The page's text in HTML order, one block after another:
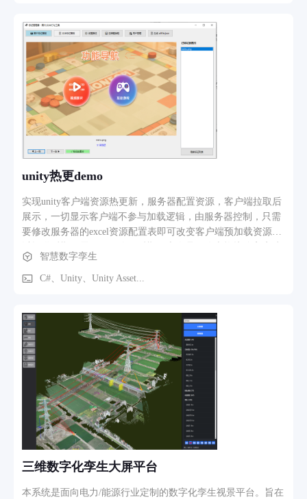
作界面完成清箱维护、异常告警处理与补货巡检等日常管理，
形成完整的智能回收运营闭环。
unity热更demo
实现unity客户端资源热更新，服务器配置资源，客户端拉取后
展示，一切显示客户端不参与加载逻辑，由服务器控制，只需
要修改服务器的excel资源配置表即可改变客户端预加载资源，
任意资源热更，实现可控性事件派发效果
智慧数字孪生
C#、Unity、Unity Asset...
三维数字化孪生大屏平台
本系统是面向电力/能源行业定制的数字化孪生视景平台。旨在